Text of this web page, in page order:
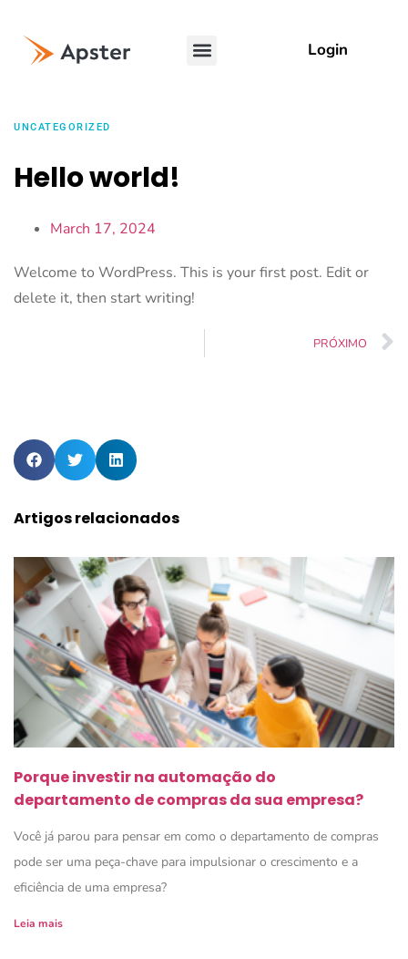
Login
UNCATEGORIZED
Hello world!
March 17, 2024
Welcome to WordPress. This is your first post. Edit or
delete it, then start writing!
PRÓXIMO
Artigos relacionados
Porque investir na automação do
departamento de compras da sua empresa?
Você já parou para pensar em como o departamento de compras
pode ser uma peça-chave para impulsionar o crescimento e a
eficiência de uma empresa?
Leia mais